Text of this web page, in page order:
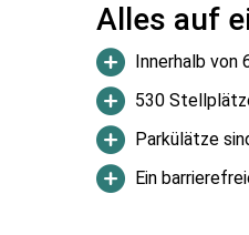
Alles auf
Innerhalb von
530
Parkülätze
Ein